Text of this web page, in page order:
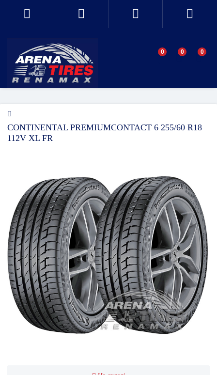
0 0 0
CONTINENTAL PREMIUMCONTACT 6 255/60 R18
112V XL FR